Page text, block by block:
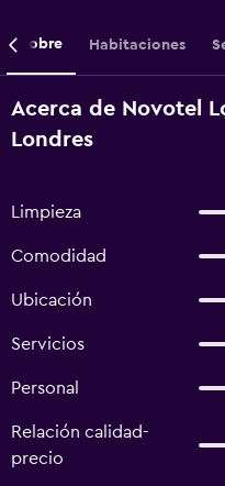
Sobre Habitaciones
Acerca de Novotel
Londres
Limpieza
Comodidad
Ubicación
Servicios
Personal
Relación calidad-
precio